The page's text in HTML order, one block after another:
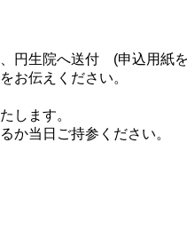
円生院へ送付 (申込用紙
お伝えください。
します。
か当日ご持参ください。